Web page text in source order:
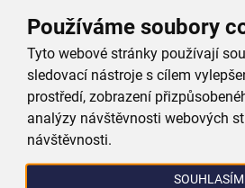
Používáme soubory
Tyto webové stránky používají
sledovací nástroje s cílem
prostředí, zobrazení
analýzy návštěvnosti webových
návštěvnosti.
SOUHLASÍM
při nákupu nad 999 Kč
Zboží doručujeme rychle
máme téměr vše skladem
Vždy si u nás vyberete